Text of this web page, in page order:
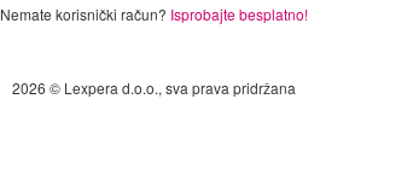
Nemate korisnički račun? Isprobajte besplatno!
2026 © Lexpera d.o.o., sva prava pridržana